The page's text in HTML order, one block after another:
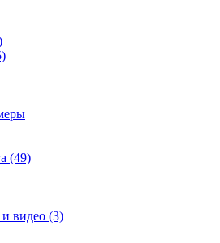
(49)
видео (3)